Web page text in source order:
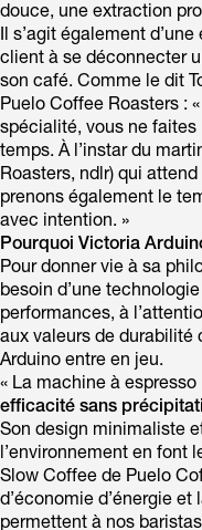
douce, une extraction
Il s’agit également
client à se déconnecter
son café. Comme le dit
Puelo Coffee Roasters :
spécialité, vous ne faites
temps. À l’instar du
Roasters, ndlr) qui
prenons également le
avec intention. »
Pourquoi Victoria
Pour donner vie à sa
besoin d’une
performances, à
aux valeurs de durabilité
Arduino entre en jeu.
« La machine à
efficacité sans
Son design minimaliste
l’environnement en font
Slow Coffee de Puelo
d’économie d’énergie
permettent à nos